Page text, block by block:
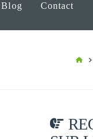
Blog Contact